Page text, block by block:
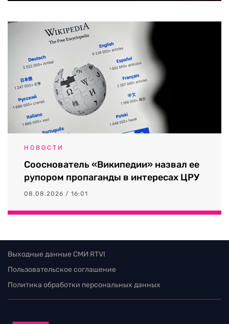
НОВОСТИ
Сооснователь «Википедии» назвал ее
рупором пропаганды в интересах ЦРУ
08.08.2026 / 16:01
Выходные данные СМИ RTVI
Пользовательское соглашение
Политика обработки персональных данных